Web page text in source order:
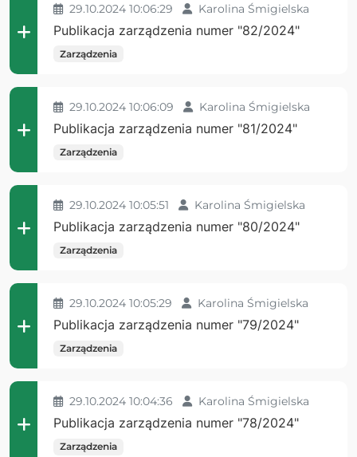
29.10.2024 10:06:29 Karolina Śmigielska
Publikacja zarządzenia numer "82/2024"
Zarządzenia
29.10.2024 10:06:09 Karolina Śmigielska
Publikacja zarządzenia numer "81/2024"
Zarządzenia
29.10.2024 10:05:51 Karolina Śmigielska
Publikacja zarządzenia numer "80/2024"
Zarządzenia
29.10.2024 10:05:29 Karolina Śmigielska
Publikacja zarządzenia numer "79/2024"
Zarządzenia
29.10.2024 10:04:36 Karolina Śmigielska
Publikacja zarządzenia numer "78/2024"
Zarządzenia